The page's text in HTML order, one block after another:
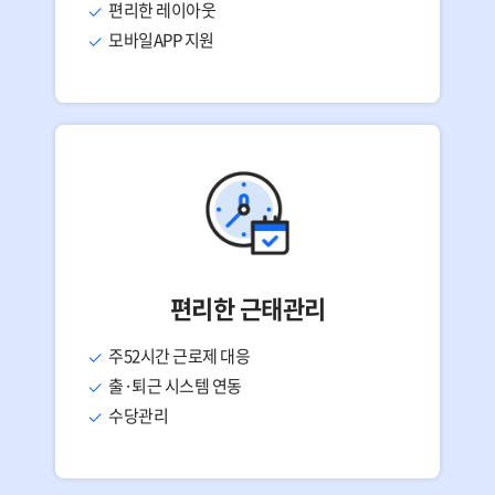
편리한 레이아웃
모바일APP 지원
편리한 근태관리
주52시간 근로제 대응
출·퇴근 시스템 연동
수당관리